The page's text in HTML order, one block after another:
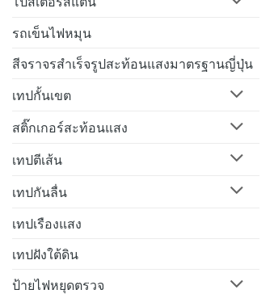
รถเข็นไฟหมุน
สีจราจรสำเร็จรูปสะท้อนแสงมาตรฐานญี่ปุ่น
เทปกั้นเขต
สติ๊กเกอร์สะท้อนแสง
เทปตีเส้น
เทปกันลื่น
เทปเรืองแสง
เทปฝังใต้ดิน
ป้ายไฟหยุดตรวจ